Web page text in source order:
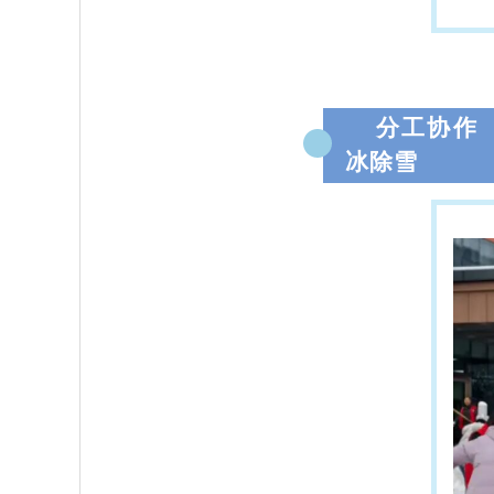
2
分工协作
冰除雪